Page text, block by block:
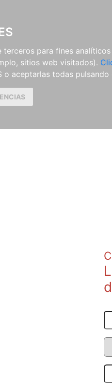
para fines
sitios web visitados).
o aceptarlas todas pulsando
E-